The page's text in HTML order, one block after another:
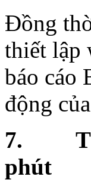
Đồng
thiết lập
báo cáo
động
7.
phút